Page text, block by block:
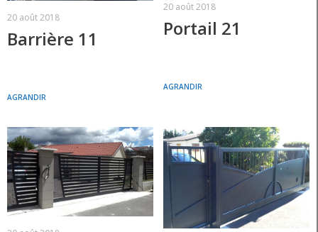
20 août 2018
Barrière 11
AGRANDIR
20 août 2018
Portail 21
AGRANDIR